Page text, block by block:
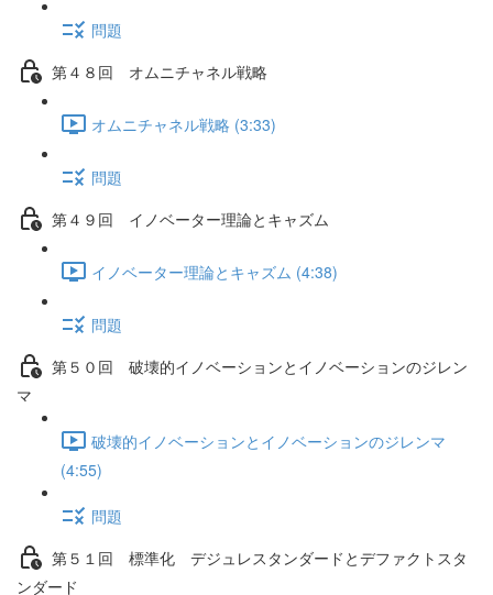
問題
第４８回 オムニチャネル戦略
オムニチャネル戦略 (3:33)
問題
第４９回 イノベーター理論とキャズム
イノベーター理論とキャズム (4:38)
問題
第５０回 破壊的イノベーションとイノベーションのジレン
マ
破壊的イノベーションとイノベーションのジレンマ
(4:55)
問題
第５１回 標準化 デジュレスタンダードとデファクトスタ
ンダード